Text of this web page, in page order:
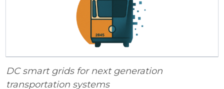
DC smart grids for next generation
transportation systems